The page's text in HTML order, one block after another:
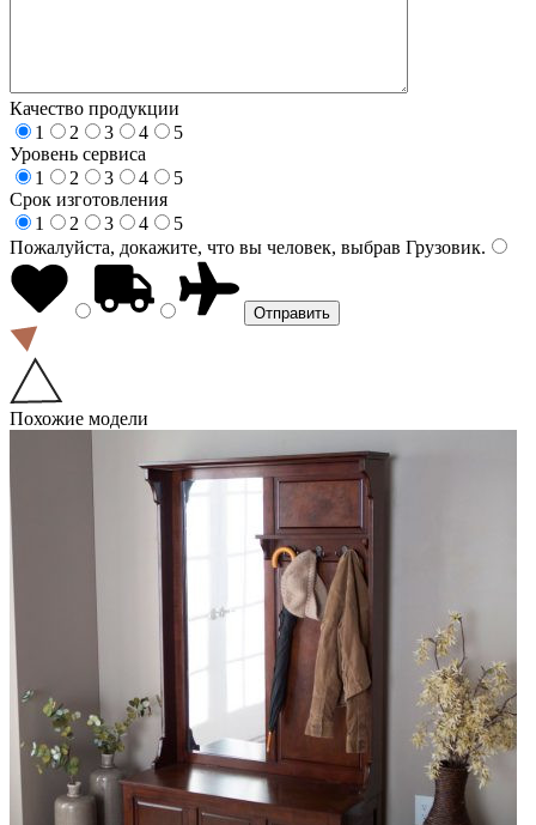
Качество продукции
1
2 3 4
5
Уровень сервиса
1
2 3 4
5
Срок изготовления
1
2 3 4
5
Пожалуйста, докажите, что вы человек, выбрав Грузовик.
Похожие модели